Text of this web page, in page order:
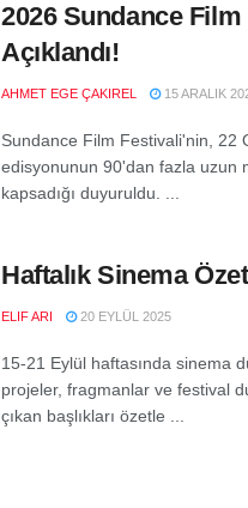
2026 Sundance Film
Açıklandı!
AHMET EGE ÇAKIREL 15 ARALIK
Sundance Film Festivali'nin, 22
edisyonunun 90'dan fazla uzun
kapsadığı duyuruldu. ...
Haftalık Sinema
ELIF ARI 20 EYLÜL 2025
15-21 Eylül haftasında sinema
projeler, fragmanlar ve festival
çıkan başlıkları özetle ...